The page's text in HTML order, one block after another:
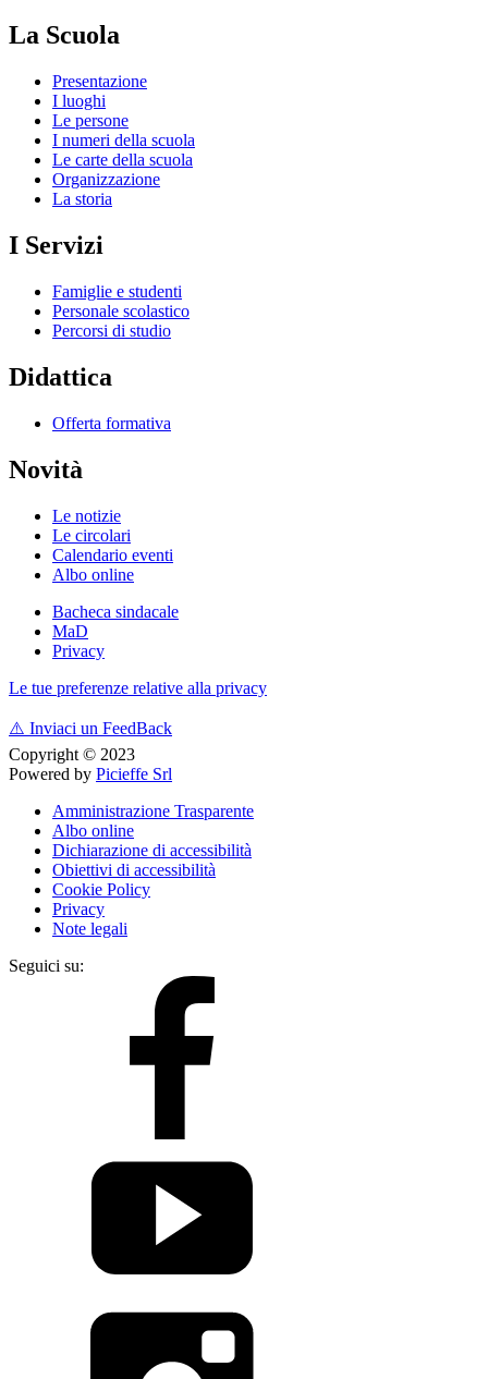
La Scuola
Presentazione
I luoghi
Le persone
I numeri della scuola
Le carte della scuola
Organizzazione
La storia
I Servizi
Famiglie e studenti
Personale scolastico
Percorsi di studio
Didattica
Offerta formativa
Novità
Le notizie
Le circolari
Calendario eventi
Albo online
Bacheca sindacale
MaD
Privacy
Le tue preferenze relative alla privacy
⚠️ Inviaci un FeedBack
Copyright © 2023
Powered by Picieffe Srl
Amministrazione Trasparente
Albo online
Dichiarazione di accessibilità
Obiettivi di accessibilità
Cookie Policy
Privacy
Note legali
Seguici su: